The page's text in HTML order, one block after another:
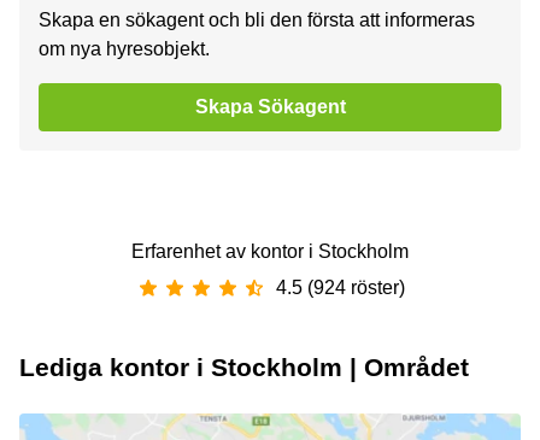
Skapa en sökagent och bli den första att informeras
om nya hyresobjekt.
Skapa Sökagent
Erfarenhet av ‪kontor‬ i ‪Stockholm‬
4.5 (924 röster)
Lediga kontor i Stockholm | Området